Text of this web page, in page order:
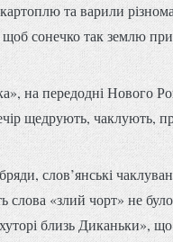
та варили
сонечко так землю
на передодні Нового
щедрують, чаклують,
слов’янські
слова «злий чорт» не
близь Диканьки»,